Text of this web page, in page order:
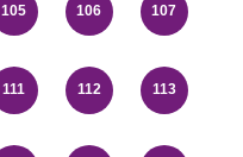
105 106 107
111 112 113